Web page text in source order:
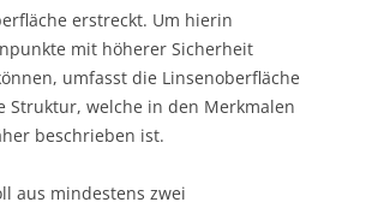
erstreckt. Um hierin
mit höherer Sicherheit
umfasst die Linsenoberfläche
Struktur, welche in den Merkmalen
beschrieben ist.
aus mindestens zwei